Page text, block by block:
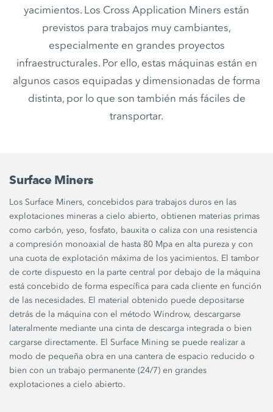
yacimientos. Los Cross Application Miners están
previstos para trabajos muy cambiantes,
especialmente en grandes proyectos
infraestructurales. Por ello, estas máquinas están en
algunos casos equipadas y dimensionadas de forma
distinta, por lo que son también más fáciles de
transportar.
Surface Miners
Los Surface Miners, concebidos para trabajos duros en las
explotaciones mineras a cielo abierto, obtienen materias primas
como carbón, yeso, fosfato, bauxita o caliza con una resistencia
a compresión monoaxial de hasta 80 Mpa en alta pureza y con
una cuota de explotación máxima de los yacimientos. El tambor
de corte dispuesto en la parte central por debajo de la máquina
está concebido de forma específica para cada cliente en función
de las necesidades. El material obtenido puede depositarse
detrás de la máquina con el método Windrow, descargarse
lateralmente mediante una cinta de descarga integrada o bien
cargarse directamente. El Surface Mining se puede realizar a
modo de pequeña obra en una cantera de espacio reducido o
bien con un trabajo permanente (24/7) en grandes
explotaciones a cielo abierto.